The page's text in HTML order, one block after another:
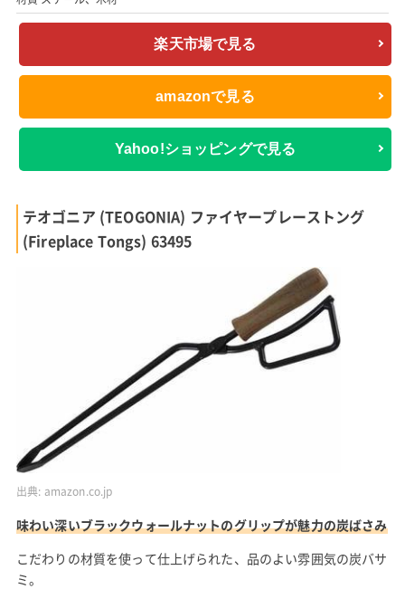
楽天市場で見る
amazonで見る
Yahoo!ショッピングで見る
テオゴニア (TEOGONIA) ファイヤープレーストング
(Fireplace Tongs) 63495
出典: amazon.co.jp
味わい深いブラックウォールナットのグリップが魅力の炭ばさみ
こだわりの材質を使って仕上げられた、品のよい雰囲気の炭バサ
ミ。